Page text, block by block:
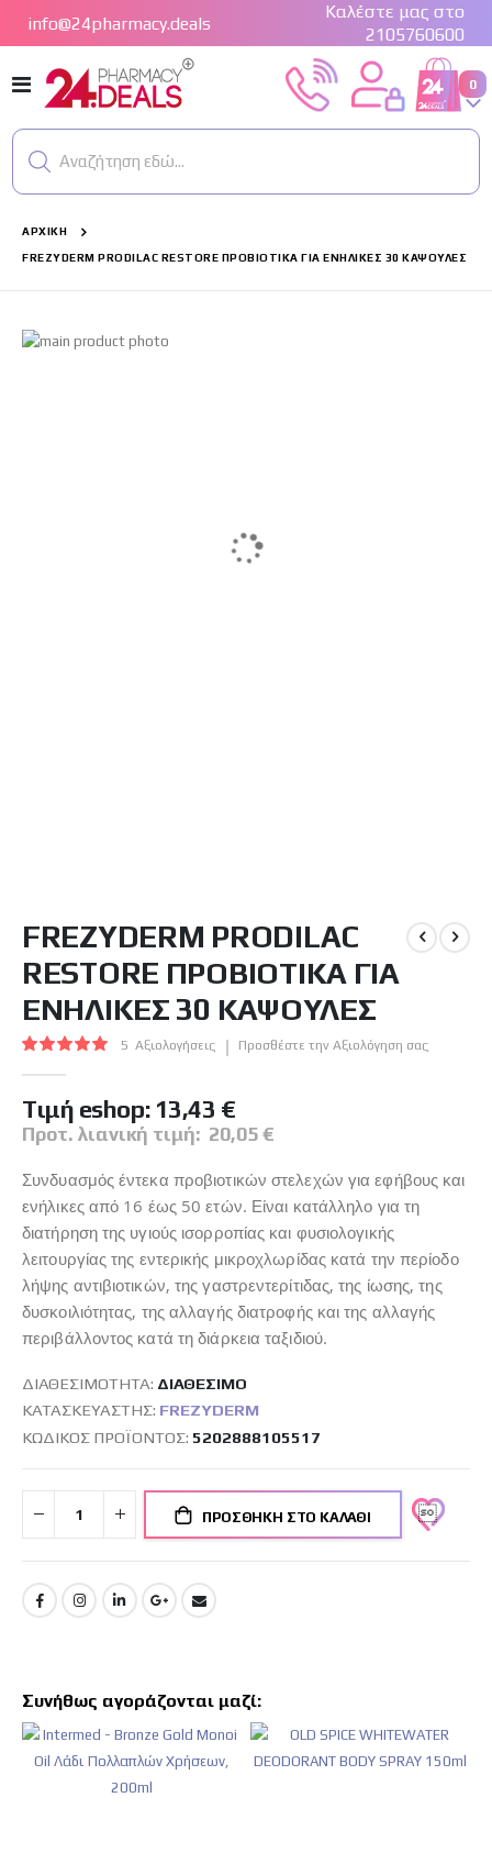
info@24pharmacy.deals
Καλέστε μας στο
2105760600
Εναλλαγή
Πλοήγησης
Cart
0
Αναζήτηση εδώ...
ΑΡΧΙΚΉ
FREZYDERM PRODILAC RESTORE ΠΡΟΒΙΟΤΙΚΑ ΓΙΑ ΕΝΗΛΙΚΕΣ 30 ΚΑΨΟΥΛΕΣ
Μετάβαση
στην
της
συλλογής
εικόνων
FREZYDERM PRODILAC
RESTORE ΠΡΟΒΙΟΤΙΚΑ ΓΙΑ
ΕΝΗΛΙΚΕΣ 30 ΚΑΨΟΥΛΕΣ
Βαθμολογία:
5 Αξιολογήσεις Προσθέστε την Αξιολόγηση σας
Tιμή eshop: 13,43 €
Προτ. λιανική τιμή: 20,05 €
Συνδυασμός έντεκα προβιοτικών στελεχών για εφήβους και
ενήλικες από 16 έως 50 ετών. Είναι κατάλληλο για τη
διατήρηση της υγιούς ισορροπίας και φυσιολογικής
λειτουργίας της εντερικής μικροχλωρίδας κατά την περίοδο
λήψης αντιβιοτικών, της γαστρεντερίτιδας, της ίωσης, της
δυσκοιλιότητας, της αλλαγής διατροφής και της αλλαγής
περιβάλλοντος κατά τη διάρκεια ταξιδιού.
ΔΙΑΘΕΣΙΜΌΤΗΤΑ: ΔΙΑΘΈΣΙΜO
ΚΑΤΑΣΚΕΥΑΣΤΉΣ: FREZYDERM
ΚΩΔΙΚΌΣ ΠΡΟΪΌΝΤΟΣ 5202888105517
ΠΡΟΣΘΉΚΗ ΣΤΟ ΚΑΛΆΘΙ
Συνήθως αγοράζονται μαζί: